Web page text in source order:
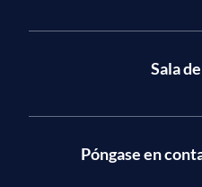
Sala
Póngase en